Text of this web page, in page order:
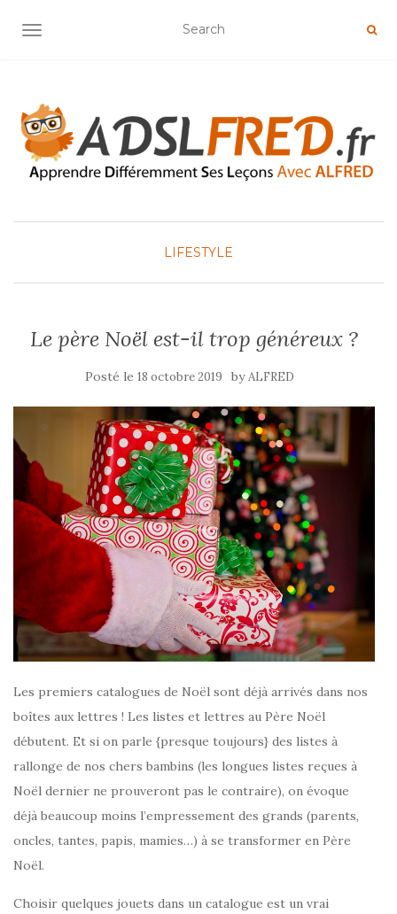
OUVRIR/FERMER LA NAVIGATION
LIFESTYLE
Le père Noël est-il trop généreux ?
Posté le 18 octobre 2019 byALFRED
Les premiers catalogues de Noël sont déjà arrivés dans nos
boîtes aux lettres ! Les listes et lettres au Père Noël
débutent. Et si on parle {presque toujours} des listes à
rallonge de nos chers bambins (les longues listes reçues à
Noël dernier ne prouveront pas le contraire), on évoque
déjà beaucoup moins l’empressement des grands (parents,
oncles, tantes, papis, mamies…) à se transformer en Père
Noël.
Choisir quelques jouets dans un catalogue est un vrai